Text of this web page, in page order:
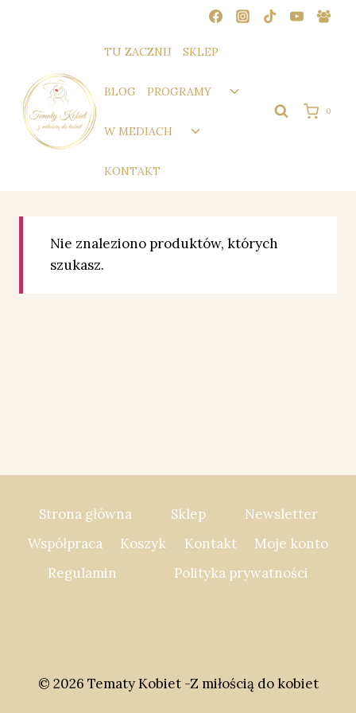
TU ZACZNIJ SKLEP
BLOG PROGRAMY
Przełącz
podrzędne
W MEDIACH
Przełącz
KONTAKT
0
Nie znaleziono produktów, których
szukasz.
Strona główna Sklep
Newsletter
Współpraca
Koszyk Kontakt
Moje konto
Regulamin
Polityka prywatności
© 2026 Tematy Kobiet -Z miłością do kobiet